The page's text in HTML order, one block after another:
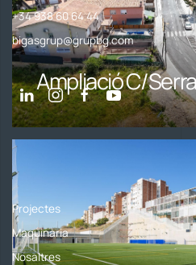
Ampliació C/
+34 938 60 64 44
bigasgrup@grupbg.com
Bigas Grup
Projectes
Maquinària
Nosaltres